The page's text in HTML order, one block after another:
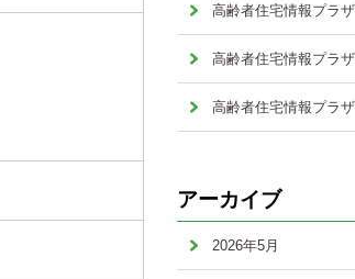
高齢者住宅情報プラ
高齢者住宅情報プラ
高齢者住宅情報プラザ
アーカイブ
2026年5月